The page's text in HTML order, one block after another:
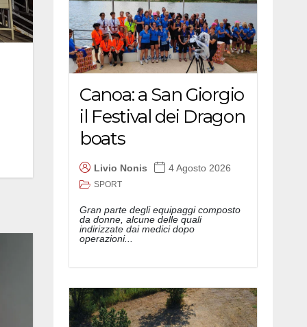
Canoa: a San Giorgio
il Festival dei Dragon
boats
Livio Nonis 4 Agosto 2026
SPORT
Gran parte degli equipaggi composto
da donne, alcune delle quali
indirizzate dai medici dopo
operazioni...